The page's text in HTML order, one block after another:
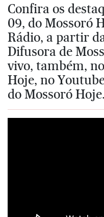
Confira os
09, do Mossoró
Rádio, a partir
Difusora de
vivo, também,
Hoje, no
do Mossoró Hoje.